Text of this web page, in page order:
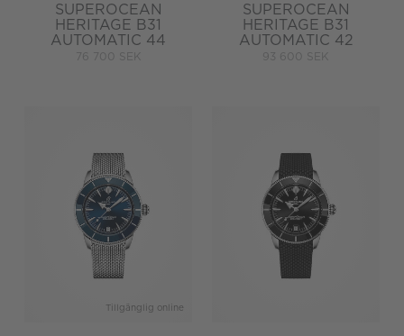
SUPEROCEAN
HERITAGE B31
AUTOMATIC 44
76 700 SEK
SUPEROCEAN
HERITAGE B31
AUTOMATIC 42
93 600 SEK
Tillgänglig online